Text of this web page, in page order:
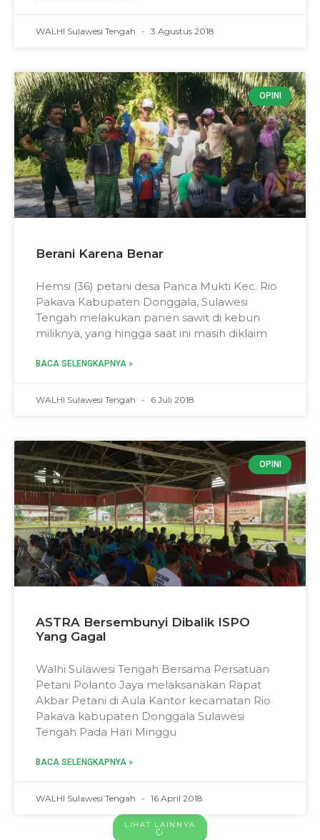
WALHI Sulawesi Tengah 3 Agustus 2018
OPINI
Berani Karena Benar
Hemsi (36) petani desa Panca Mukti Kec. Rio
Pakava Kabupaten Donggala, Sulawesi
Tengah melakukan panen sawit di kebun
miliknya, yang hingga saat ini masih diklaim
BACA SELENGKAPNYA »
WALHI Sulawesi Tengah 6 Juli 2018
OPINI
ASTRA Bersembunyi Dibalik ISPO
Yang Gagal
Walhi Sulawesi Tengah Bersama Persatuan
Petani Polanto Jaya melaksanakan Rapat
Akbar Petani di Aula Kantor kecamatan Rio
Pakava kabupaten Donggala Sulawesi
Tengah Pada Hari Minggu
BACA SELENGKAPNYA »
WALHI Sulawesi Tengah 16 April 2018
LIHAT LAINNYA